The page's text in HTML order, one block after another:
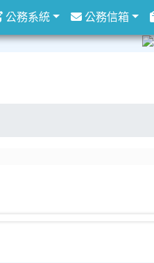
公務系統 公務信箱